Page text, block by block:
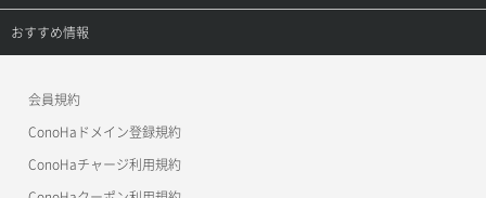
APIドキュメントVPS3.0
APIドキュメントVPS2.0
APIドキュメントVPS3.0
ご利用ガイド
サポートトップ
おすすめ情報
美雲このは徹底ガイド
会員規約
ConoHaドメイン登録規約
ConoHaチャージ利用規約